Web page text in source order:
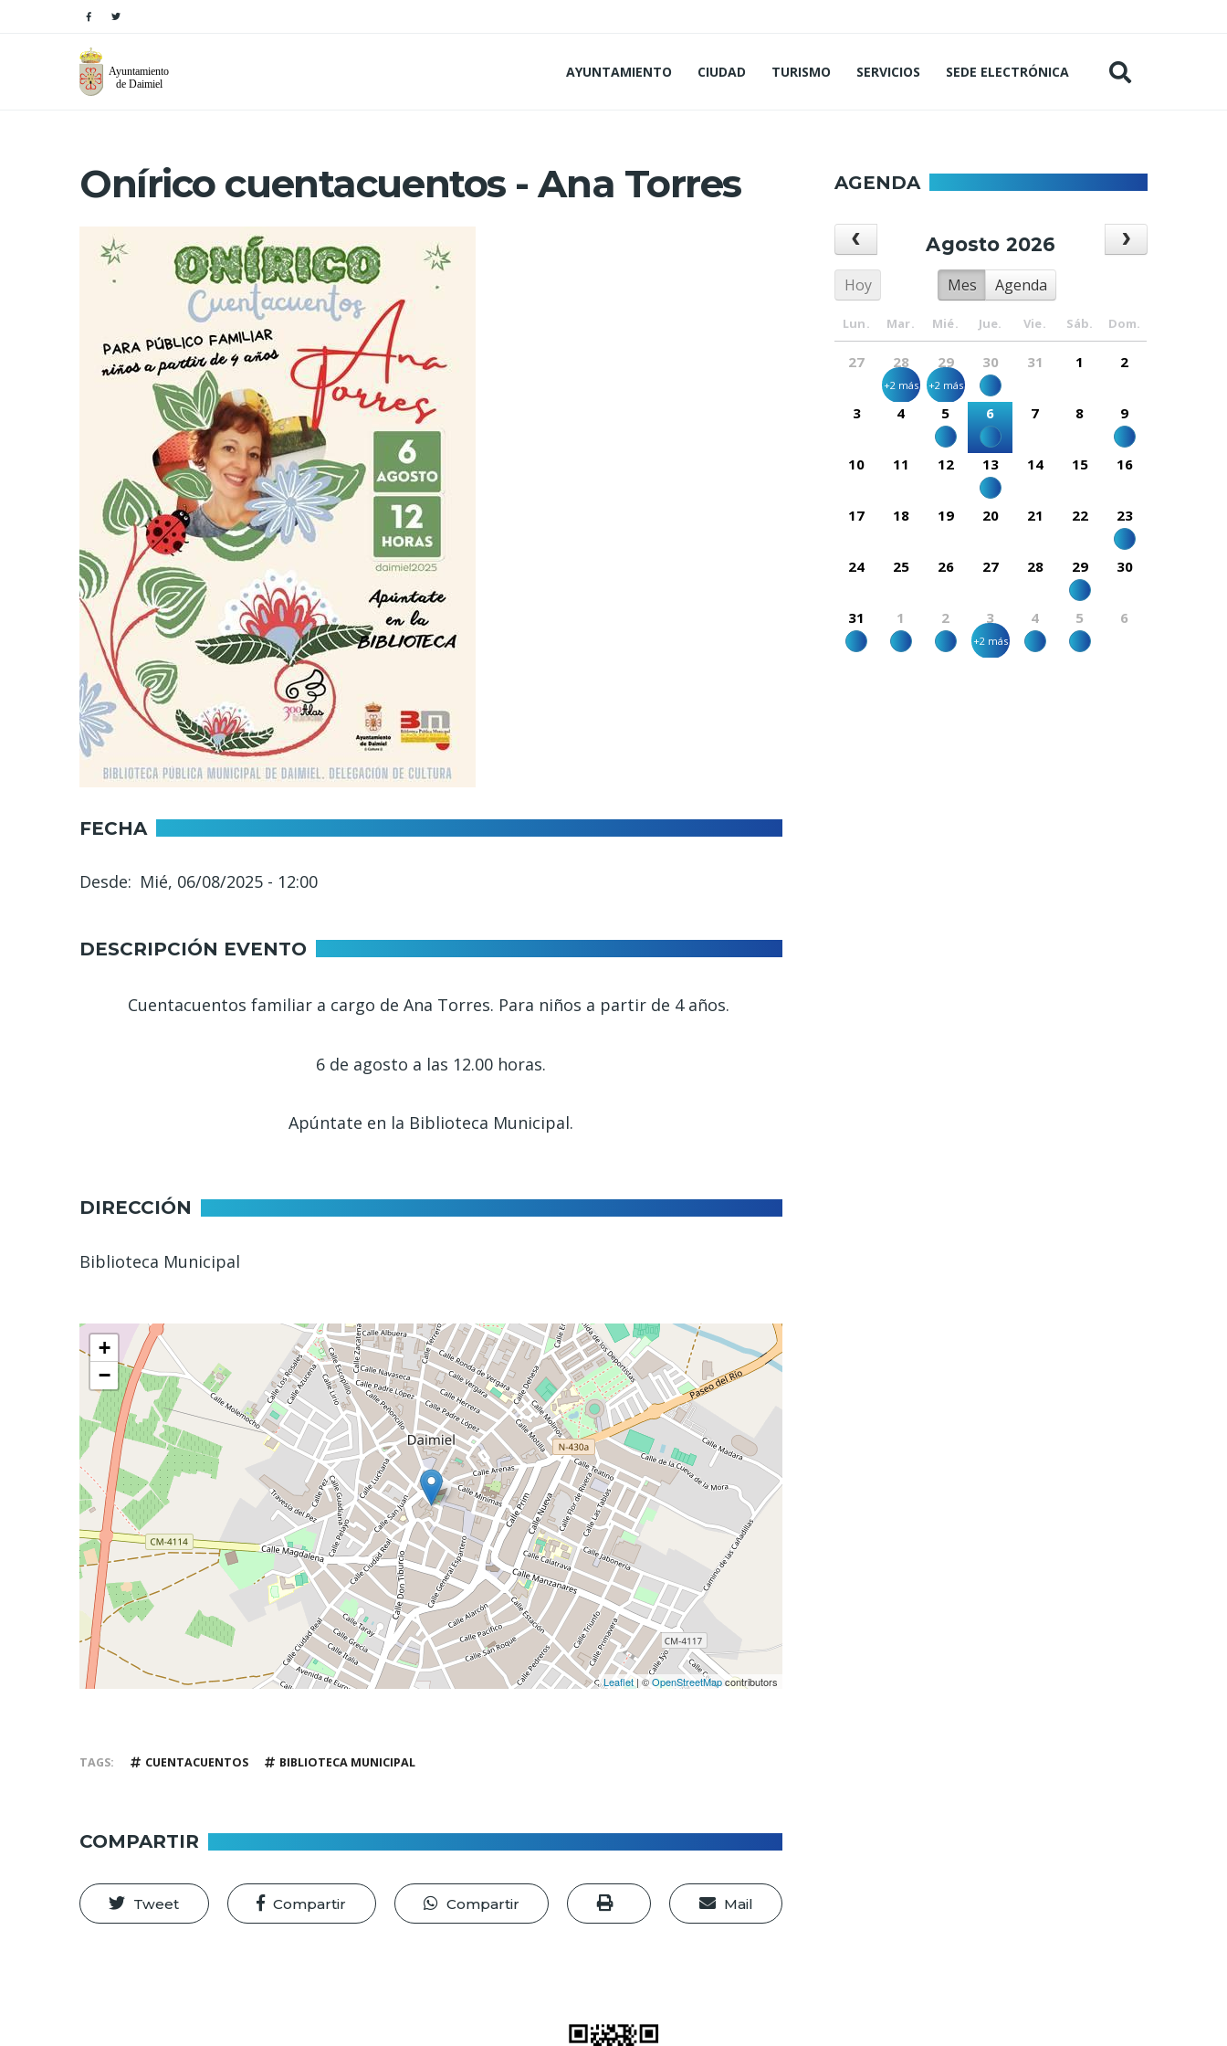
AYUNTAMIENTO CIUDAD TURISMO SERVICIOS SEDE ELECTRÓNICA
Onírico cuentacuentos - Ana Torres
FECHA
Desde Mié, 06/08/2025 - 12:00
DESCRIPCIÓN EVENTO
Cuentacuentos familiar a cargo de Ana Torres. Para niños a partir de 4 años.
6 de agosto a las 12.00 horas.
Apúntate en la Biblioteca Municipal.
DIRECCIÓN
Biblioteca Municipal
+
−
Leaflet| ©OpenStreetMapcontributors
TAGS CUENTACUENTOS BIBLIOTECA MUNICIPAL
COMPARTIR
Tweet Compartir Compartir Mail
AGENDA
Hoy Mes Agenda
Agosto 2026
Lun. Mar. Mié. Jue. Vie. Sáb. Dom.
27 28 29 30 31 1 2
+2 más +2 más
3 4 5 6 7 8 9
10 11 12 13 14 15 16
17 18 19 20 21 22 23
24 25 26 27 28 29 30
31 1 2 3 4 5 6
+2 más